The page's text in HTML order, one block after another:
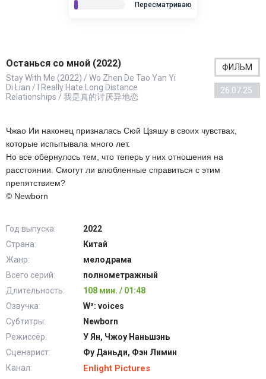
Пересматриваю
Останься со мной (2022)
Stay With Me (2022) / Wo Zhen De Tao Yan Yi
Di Lian / I Really Hate Long Distance
Relationships / 我是真的讨厌异地恋
ФИЛЬМ
26.07.25
Чжао Ии наконец призналась Сюй Цзяшу в своих чувствах,
которые испытывала много лет.
Но все обернулось тем, что теперь у них отношения на
расстоянии. Смогут ли влюбленные справиться с этим
препятствием?
© Newborn
Год выпуска:
2022
Страна:
Китай
Жанр:
мелодрама
Всего серий:
полнометражный
Длительность:
108 мин. / 01:48
Озвучка:
W³: voices
Субтитры:
Newborn
Режиссёр:
У Ян, Чжоу Наньшэнь
Сценарист:
Фу Даньди, Фэн Лимин
Канал:
Enlight Pictures